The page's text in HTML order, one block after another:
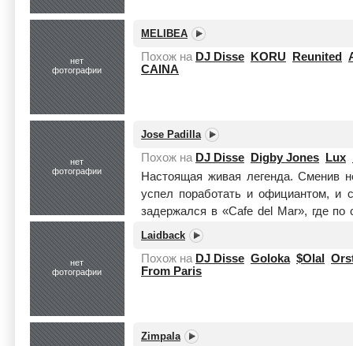
нет
фотографии
MELIBEA
Похож на DJ Disse KORU Reunited
CAINA
нет
фотографии
Jose Padilla
Похож на DJ Disse Digby Jones Lux
Настоящая живая легенда. Сменив
успел поработать и официантом, и
задержался в «Cafe del Mar», где по
целиком
нет
фотографии
Laidback
Похож на DJ Disse Goloka $Olal
From Paris
Zimpala